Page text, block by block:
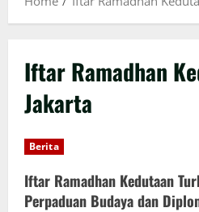
Iftar Ramadhan
Jakarta
Berita
Iftar Ramadhan Kedutaan
Perpaduan Budaya dan